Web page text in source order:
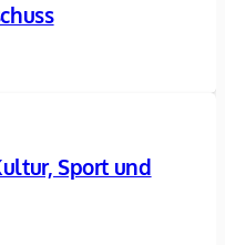
Sport und